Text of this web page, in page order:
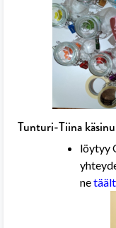
Tunturi-Tiina
löytyy
ne